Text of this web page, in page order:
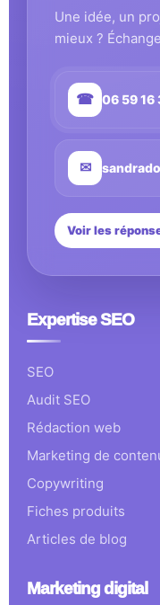
Une idée, un
mieux ?
☎ 06 59 16
✉
Voir les
Expertise SEO
SEO
Audit SEO
Rédaction web
Marketing de
Copywriting
Fiches produits
Articles de blog
Marketing digital